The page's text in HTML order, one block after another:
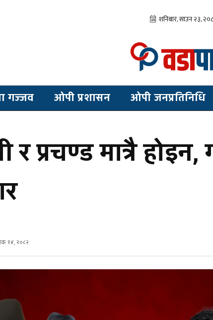
गज्जव ओपी प्रशासन ओपी जनप्रतिनिधि
प्रचण्ड मात्रै
१४, २०८२